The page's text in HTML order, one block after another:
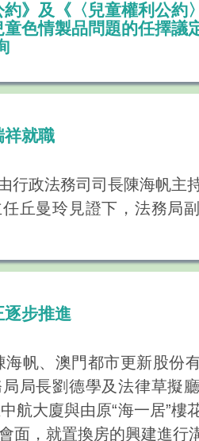
》及《〈兒童權利公約
色情製品問題的任擇議
祥就職
行政法務司司長陳海帆主
丘曼玲見證下，法務局
步推進
海帆、澳門都市更新股份
局長劉德學及法律草擬
航大廈與由原“海一居”樓
面，就置換房的興建進行